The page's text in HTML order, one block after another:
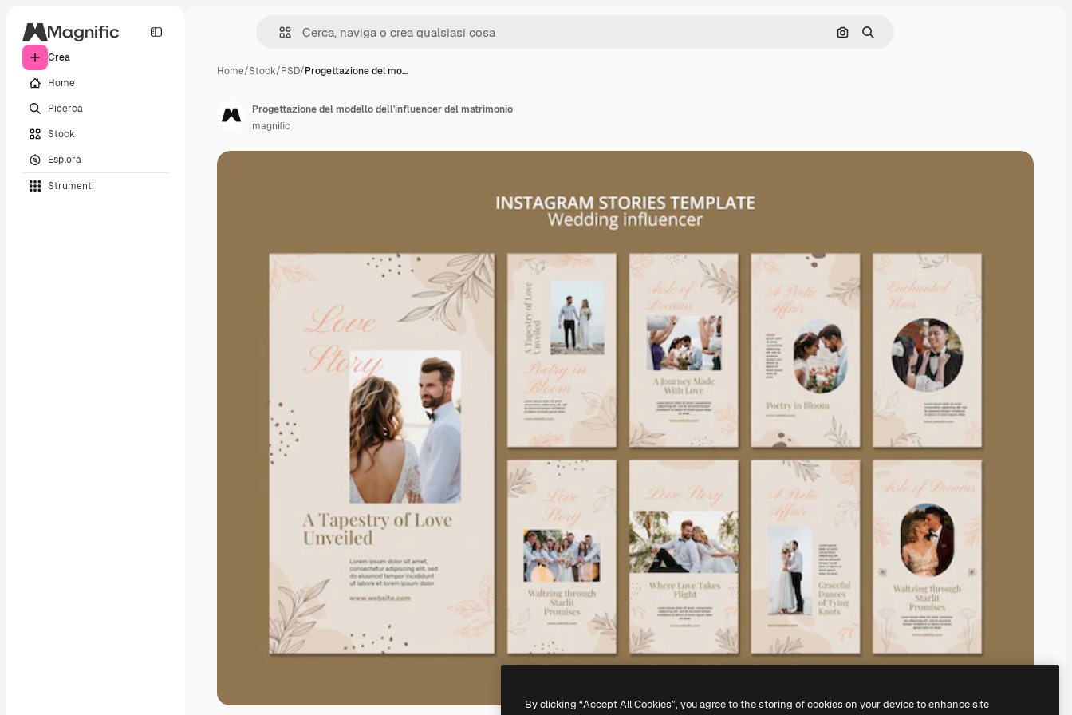
Crea
Home
Ricerca
Stock
Esplora
Strumenti
Cerca per immagine
Ricerca
Home/Stock/PSD/Progettazione del mo…
Progettazione del modello dell'influencer del matrimonio
magnific
By clicking “Accept All Cookies”, you agree to the storing of cookies on your device to enhance site